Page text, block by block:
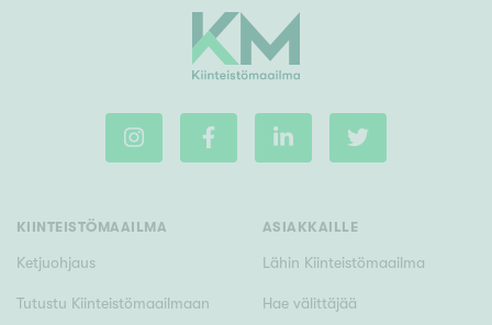
KIINTEISTÖMAAILMA
Ketjuohjaus
Tutustu Kiinteistömaailmaan
ASIAKKAILLE
Lähin Kiinteistömaailma
Hae välittäjää